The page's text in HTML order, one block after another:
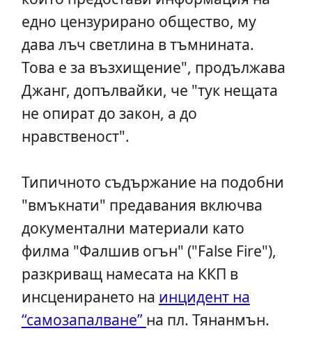
едно цензурирано общество, му
дава лъч светлина в тъмнината.
Това е за възхищение", продължава
Джанг, допълвайки, че "тук нещата
не опират до закон, а до
нравственост".
Типичното съдържание на подобни
"вмъкнати" предавания включва
документални материали като
филма "Фалшив огън" ("False Fire"),
разкриващ намесата на ККП в
инсценирането на инцидент на
“самозапалване” на пл. Тянанмън.